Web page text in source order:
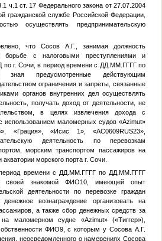
ч.1 ст. 17 Федерального закона от 27.07.2004
гражданской службе Российской Федерации,
осуществлять предпринимательскую
что Сосов А.Г., занимая должность
борьбе с налоговыми преступлениями и
г. Сочи, в период времени с ДД.ММ.ГГГГпо
зная предусмотренные действующим
ограничения и запреты, связанные
органов внутренних дел осуществлять
получать доход от деятельности, не
в целях извлечения дохода с
использованием маломерных судов «Azimut»
«Грация», «Исис 1», «АС0609RUS23»,
деятельность по перевозкам
морским транспортом пассажиров на
морского порта г. Сочи.
времени с ДД.ММ.ГГГГпо ДД.ММ.ГГГГ
своей знакомойФИО10 , имеющей опыт
деятельности по перевозке граждан
вознаграждение организовать на
а также сбор денежных средств за
маломерном судне «Azimut» («Тиггер»),
ФИО9, с которым у Сосова А.Г.
неосведомленного о намерениях Сосова